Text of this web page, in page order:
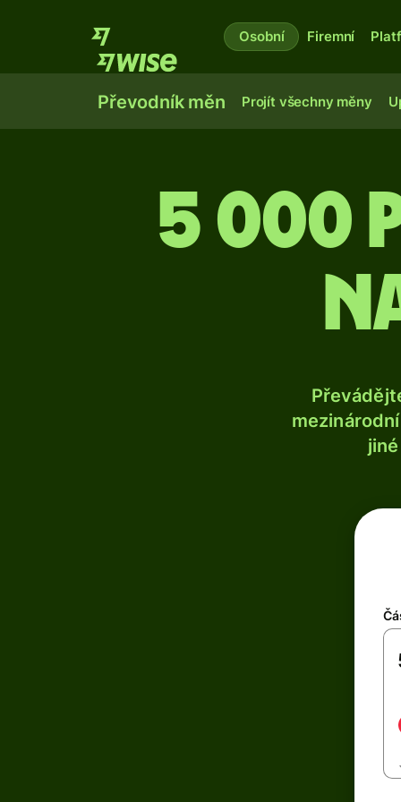
Osobní Firemní
Převodník měn Projít všechny měny
5 000